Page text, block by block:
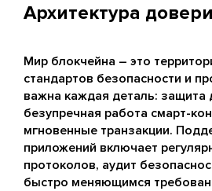
Архитектура
Мир блокчейна – это
стандартов безопасности и
важна каждая деталь: защита
безупречная работа смарт-
мгновенные транзакции.
приложений включает
протоколов, аудит
быстро меняющимся